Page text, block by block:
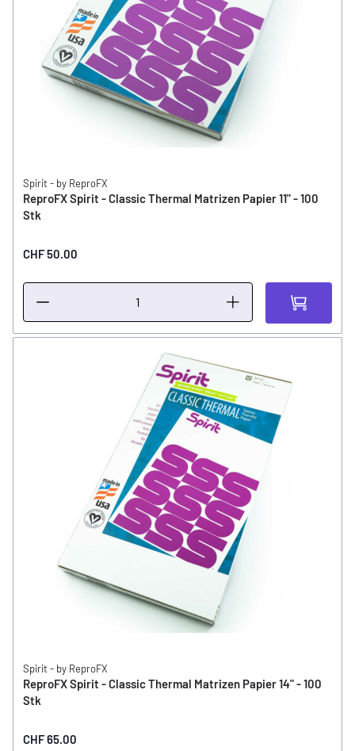
Spirit - by ReproFX
ReproFX Spirit - Classic Thermal Matrizen Papier 11" - 100
Stk
CHF 50.00
Spirit - by ReproFX
ReproFX Spirit - Classic Thermal Matrizen Papier 14" - 100
Stk
CHF 65.00